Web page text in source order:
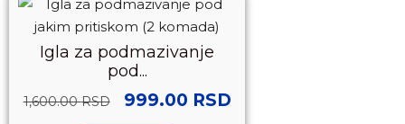
Igla za podmazivanje
pod...
1,600.00RSD 999.00 RSD